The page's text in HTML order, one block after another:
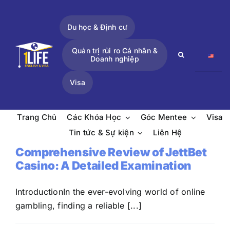
Du học & Định cư
Quản trị rủi ro Cá nhân &
Doanh nghiệp
Visa
Search
Trang Chủ Các Khóa Học Góc Mentee
Visa
Tin tức & Sự kiện
Liên Hệ
Comprehensive Review of JettBet
Casino: A Detailed Examination
IntroductionIn the ever-evolving world of online
gambling, finding a reliable [...]